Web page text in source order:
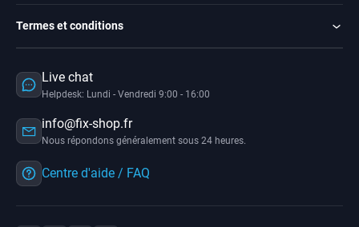
Termes et conditions
Live chat
Helpdesk: Lundi - Vendredi 9:00 - 16:00
info@fix-shop.fr
Nous répondons généralement sous 24 heures.
Centre d'aide / FAQ